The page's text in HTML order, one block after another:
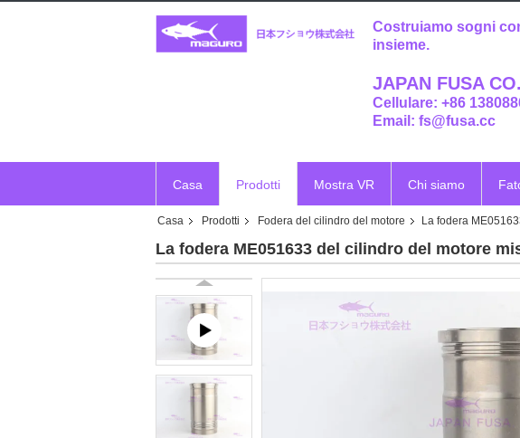
Costruiamo sogni
insieme.
JAPAN FUSA
Cellulare: +86
Email: fs@fusa.cc
Casa Prodotti Mostra VR Chi siamo
Casa Prodotti Fodera del cilindro del motore La fodera
La fodera ME051633 del cilindro del motore